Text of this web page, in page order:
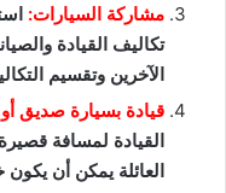
مشاركة السيارات:
تكاليف القيادة
الآخرين وتقسيم
قيادة بسيارة صديق أو
القيادة لمسافة
العائلة يمكن أن يكون